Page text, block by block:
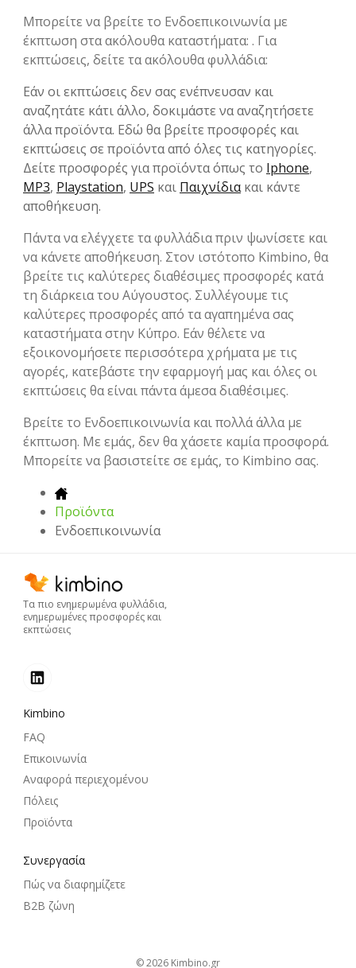
Μπορείτε να βρείτε το Ενδοεπικοινωνία με
έκπτωση στα ακόλουθα καταστήματα: . Για
εκπτώσεις, δείτε τα ακόλουθα φυλλάδια:
Εάν οι εκπτώσεις δεν σας ενέπνευσαν και
αναζητάτε κάτι άλλο, δοκιμάστε να αναζητήσετε
άλλα προϊόντα. Εδώ θα βρείτε προσφορές και
εκπτώσεις σε προϊόντα από όλες τις κατηγορίες.
Δείτε προσφορές για προϊόντα όπως το Iphone,
MP3, Playstation, UPS και Παιχνίδιακαι κάντε
αποθήκευση.
Πάντα να ελέγχετε τα φυλλάδια πριν ψωνίσετε και
να κάνετε αποθήκευση. Στον ιστότοπο Kimbino, θα
βρείτε τις καλύτερες διαθέσιμες προσφορές κατά
τη διάρκεια του Αύγουστος. Συλλέγουμε τις
καλύτερες προσφορές από τα αγαπημένα σας
καταστήματα στην Κύπρο. Εάν θέλετε να
εξοικονομήσετε περισσότερα χρήματα με τις
αγορές, κατεβάστε την εφαρμογή μας και όλες οι
εκπτώσεις θα είναι πάντα άμεσα διαθέσιμες.
Βρείτε το Ενδοεπικοινωνία και πολλά άλλα με
έκπτωση. Με εμάς, δεν θα χάσετε καμία προσφορά.
Μπορείτε να βασιστείτε σε εμάς, το Kimbino σας.
Προϊόντα
Ενδοεπικοινωνία
Τα πιο ενημερωμένα φυλλάδια,
ενημερωμένες προσφορές και
εκπτώσεις
Kimbino
FAQ
Επικοινωνία
Αναφορά περιεχομένου
Πόλεις
Προϊόντα
Συνεργασία
Πώς να διαφημίζετε
B2B ζώνη
© 2026 kimbino.gr